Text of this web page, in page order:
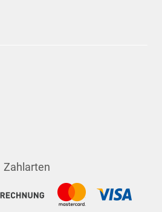
Zahlarten